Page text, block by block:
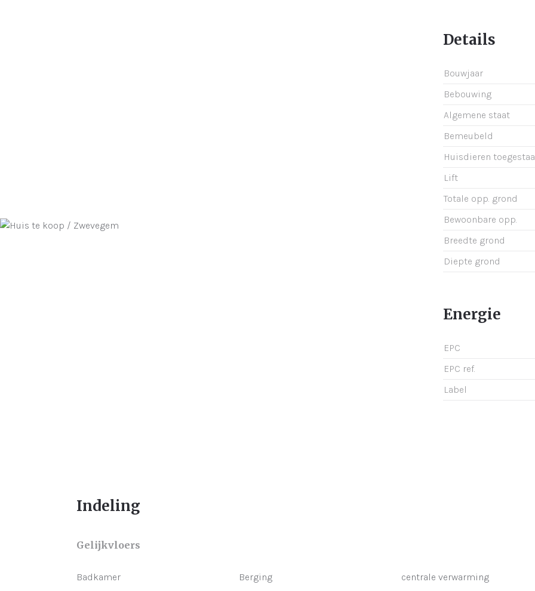
Details
Bouwjaar
Bebouwing
Algemene staat
Bemeubeld
Huisdieren
Lift
Totale opp. grond
Bewoonbare opp.
Breedte grond
Diepte grond
Energie
EPC
EPC ref.
Label
Indeling
Gelijkvloers
Badkamer Berging centrale verwarming